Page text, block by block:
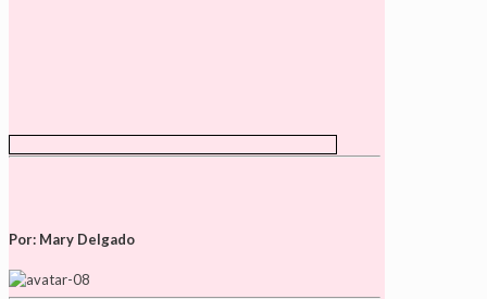
Por: Mary Delgado